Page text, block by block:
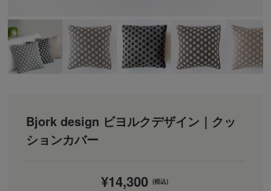
Bjork design ビヨルクデザイン｜クッ
ションカバー
¥14,300 (税込)